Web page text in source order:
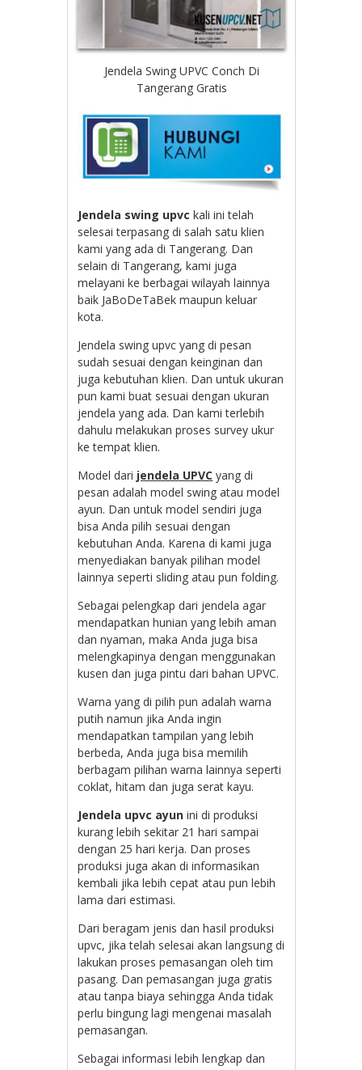
Jendela Swing UPVC Conch Di
Tangerang Gratis
Jendela swing upvc kali ini telah
selesai terpasang di salah satu klien
kami yang ada di Tangerang. Dan
selain di Tangerang, kami juga
melayani ke berbagai wilayah lainnya
baik JaBoDeTaBek maupun keluar
kota.
Jendela swing upvc yang di pesan
sudah sesuai dengan keinginan dan
juga kebutuhan klien. Dan untuk ukuran
pun kami buat sesuai dengan ukuran
jendela yang ada. Dan kami terlebih
dahulu melakukan proses survey ukur
ke tempat klien.
Model dari jendela UPVC yang di
pesan adalah model swing atau model
ayun. Dan untuk model sendiri juga
bisa Anda pilih sesuai dengan
kebutuhan Anda. Karena di kami juga
menyediakan banyak pilihan model
lainnya seperti sliding atau pun folding.
Sebagai pelengkap dari jendela agar
mendapatkan hunian yang lebih aman
dan nyaman, maka Anda juga bisa
melengkapinya dengan menggunakan
kusen dan juga pintu dari bahan UPVC.
Warna yang di pilih pun adalah warna
putih namun jika Anda ingin
mendapatkan tampilan yang lebih
berbeda, Anda juga bisa memilih
berbagam pilihan warna lainnya seperti
coklat, hitam dan juga serat kayu.
Jendela upvc ayun ini di produksi
kurang lebih sekitar 21 hari sampai
dengan 25 hari kerja. Dan proses
produksi juga akan di informasikan
kembali jika lebih cepat atau pun lebih
lama dari estimasi.
Dari beragam jenis dan hasil produksi
upvc, jika telah selesai akan langsung di
lakukan proses pemasangan oleh tim
pasang. Dan pemasangan juga gratis
atau tanpa biaya sehingga Anda tidak
perlu bingung lagi mengenai masalah
pemasangan.
Sebagai informasi lebih lengkap dan